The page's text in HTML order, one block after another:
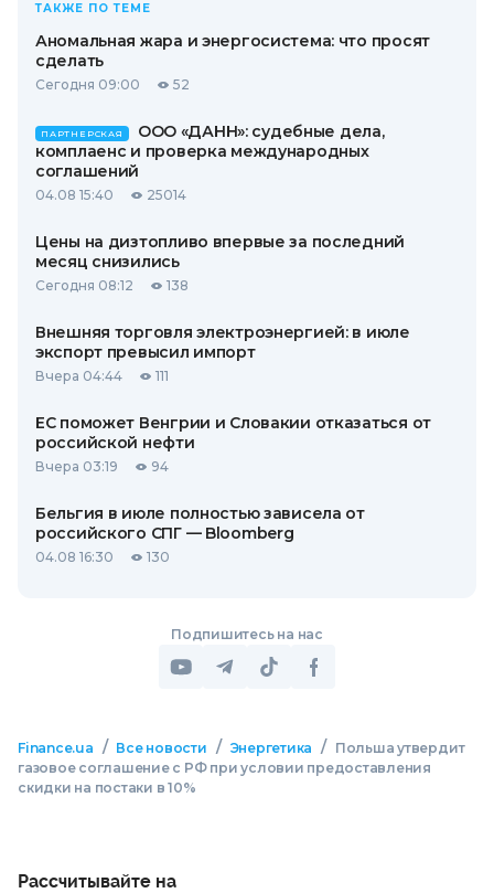
ТАКЖЕ ПО ТЕМЕ
Аномальная жара и энергосистема: что просят
сделать
Сегодня 09:00 52
ПАРТНЕРСКАЯ
ООО «ДАНН»: судебные дела,
комплаенс и проверка международных
соглашений
04.08 15:40 25014
Цены на дизтопливо впервые за последний
месяц снизились
Сегодня 08:12 138
Внешняя торговля электроэнергией: в июле
экспорт превысил импорт
Вчера 04:44 111
ЕС поможет Венгрии и Словакии отказаться от
российской нефти
Вчера 03:19 94
Бельгия в июле полностью зависела от
российского СПГ — Bloomberg
04.08 16:30 130
Подпишитесь на нас
Finance.ua / Все новости / Энергетика /
Польша утвердит
газовое соглашение с РФ при условии предоставления
скидки на постаки в 10%
Рассчитывайте на